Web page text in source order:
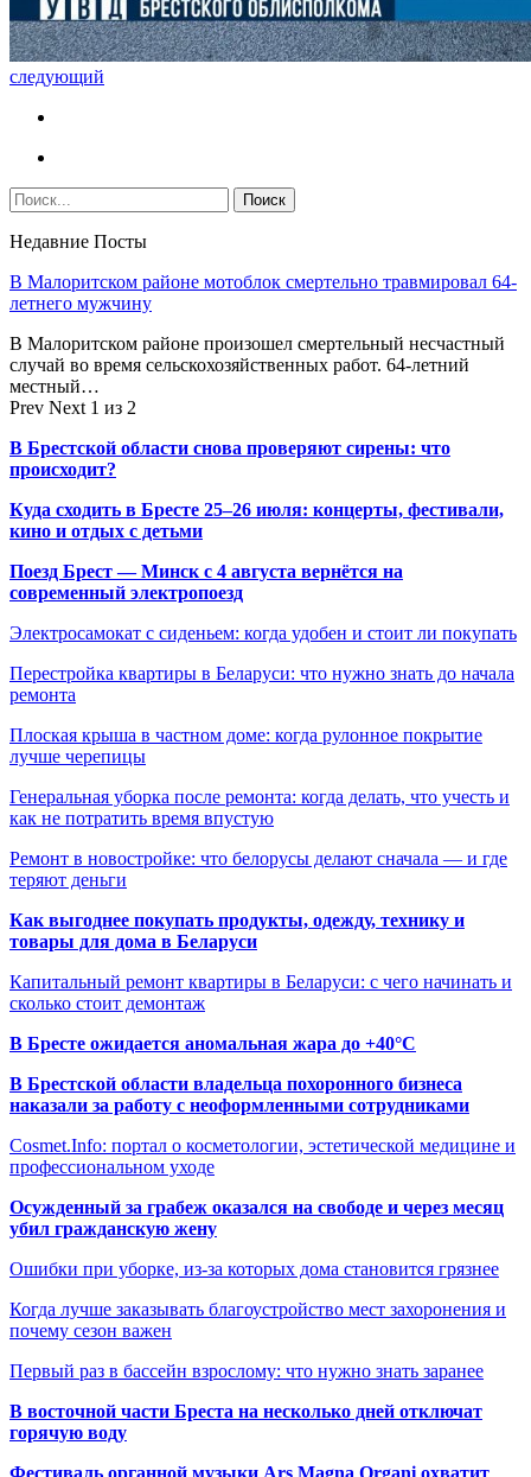
следующий
Недавние Посты
В Малоритском районе мотоблок смертельно травмировал 64-
летнего мужчину
В Малоритском районе произошел смертельный несчастный
случай во время сельскохозяйственных работ. 64-летний
местный…
Prev Next 1 из 2
В Брестской области снова проверяют сирены: что
происходит?
Куда сходить в Бресте 25–26 июля: концерты, фестивали,
кино и отдых с детьми
Поезд Брест — Минск с 4 августа вернётся на
современный электропоезд
Электросамокат с сиденьем: когда удобен и стоит ли покупать
Перестройка квартиры в Беларуси: что нужно знать до начала
ремонта
Плоская крыша в частном доме: когда рулонное покрытие
лучше черепицы
Генеральная уборка после ремонта: когда делать, что учесть и
как не потратить время впустую
Ремонт в новостройке: что белорусы делают сначала — и где
теряют деньги
Как выгоднее покупать продукты, одежду, технику и
товары для дома в Беларуси
Капитальный ремонт квартиры в Беларуси: с чего начинать и
сколько стоит демонтаж
В Бресте ожидается аномальная жара до +40°C
В Брестской области владельца похоронного бизнеса
наказали за работу с неоформленными сотрудниками
Cosmet.Info: портал о косметологии, эстетической медицине и
профессиональном уходе
Осужденный за грабеж оказался на свободе и через месяц
убил гражданскую жену
Ошибки при уборке, из-за которых дома становится грязнее
Когда лучше заказывать благоустройство мест захоронения и
почему сезон важен
Первый раз в бассейн взрослому: что нужно знать заранее
В восточной части Бреста на несколько дней отключат
горячую воду
Фестиваль органной музыки Ars Magna Organi охватит